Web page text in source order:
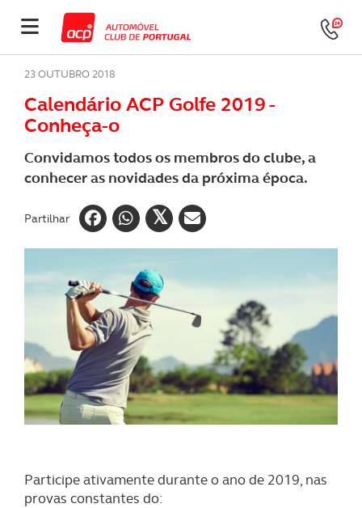
23 OUTUBRO 2018
Calendário ACP Golfe 2019 -
Conheça-o
Convidamos todos os membros do clube, a
conhecer as novidades da próxima época.
Partilhar
Participe ativamente durante o ano de 2019, nas
provas constantes do: